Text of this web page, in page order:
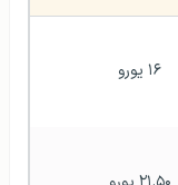
۱۶ یورو